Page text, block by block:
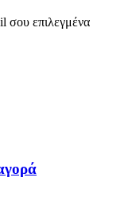
σου επιλεγμένα